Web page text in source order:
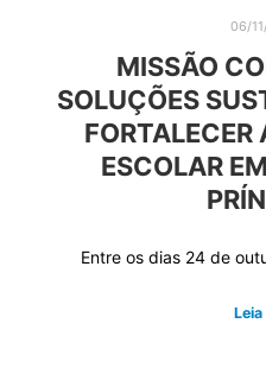
06/
MISSÃO
SOLUÇÕES
ESCOLAR
Entre os dias 24 de
Leia